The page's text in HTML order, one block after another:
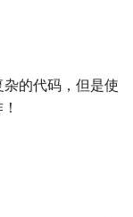
的代码，但是使